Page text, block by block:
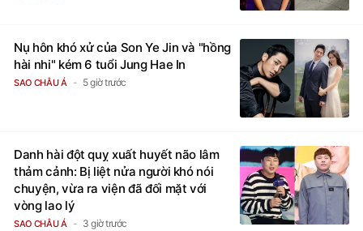
Nụ hôn khó xử của Son Ye Jin và "hồng
hài nhi" kém 6 tuổi Jung Hae In
SAO CHÂU Á 5 giờ trước
Danh hài đột quỵ xuất huyết não lâm
thảm cảnh: Bị liệt nửa người khó nói
chuyện, vừa ra viện đã đối mặt với
vòng lao lý
SAO CHÂU Á 3 giờ trước